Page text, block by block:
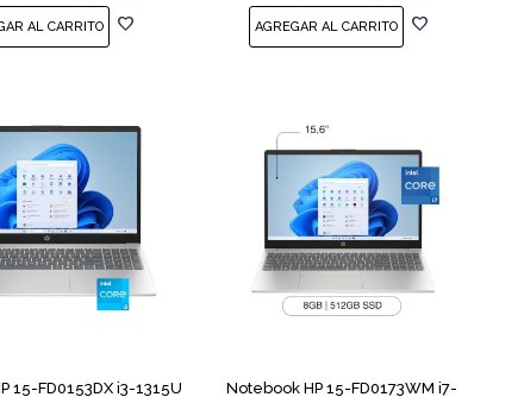
15-FD0153DX i3-1315U
Notebook HP 15-FD0173WM i7-